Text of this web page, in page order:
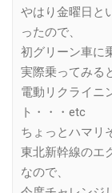
やはり金曜日と
ったので、
初グリーン車に
実際乗ってみる
電動リクライニ
ト・・・etc
ちょっとハマリ
東北新幹線のエ
なので、